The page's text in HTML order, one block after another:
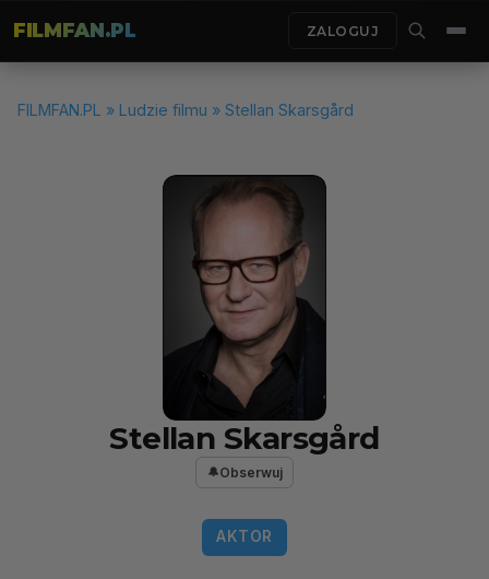
FILMFAN.PL ZALOGUJ
FILMFAN.PL » Ludzie filmu » Stellan Skarsgård
Stellan Skarsgård
🔔Obserwuj
AKTOR